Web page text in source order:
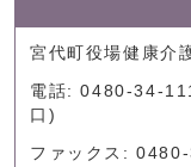
宮代町役場健康介
電話: 0480-34-
口)
ファックス: